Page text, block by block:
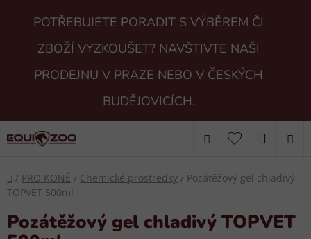
POTŘEBUJETE PORADIT S VÝBĚREM ČI
ZBOŽÍ VYZKOUŠET? NAVŠTIVTE NAŠI
PRODEJNU V PRAZE NEBO V ČESKÝCH
BUDĚJOVICÍCH.
Hledat
KOŠÍK
Domů
/ PRO KONĚ / Chemické prostředky / Pozátěžový gel chladivý
TOPVET 500ml
Pozátěžový gel chladivý TOPVET